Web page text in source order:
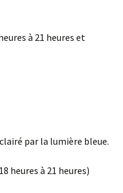
à 21 heures et
par la lumière bleue.
heures à 21 heures)